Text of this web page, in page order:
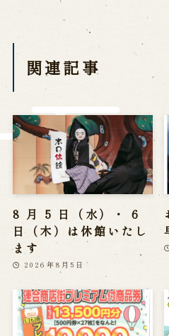
関連施設
通販サイトうずのくに
道の駅うずしお
うずの丘大鳴門橋記念
関連記事
8 月 5 日（水）・ 6
日（木）は休館いたし
ます
2026年8月5日